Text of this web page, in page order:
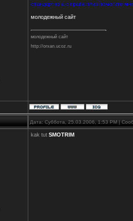
стандартно а с права плиз помогите
молодежный сайт
молодежный сайт
http://orxan.ucoz.ru
Дата: Суббота, 25.03.2006, 1:53 PM |
kak tut SMOTRIM